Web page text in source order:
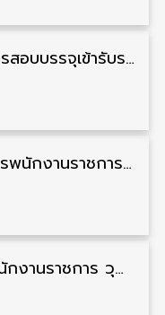
สํานักงานศาลปกครอง รับสมัครสอบบรรจุเข้ารับราชการ วุฒิ ป.ตรี 72 อัตรา รับสมัคร 31 สิงหาคม – 18 กันยายน
กรมพลาธิการทหารบก รับสมัครพนักงานราชการ วุฒิ ม.3/ม.6/ปวช. 66 อัตรา รับสมัคร 10 – 17 สิงหาคม
กรมแพทย์ทหารบก รับสมัครพนักงานราชการ วุฒิ ม.3/ม.6/ปวช./ปวท./ปวส. 6 อัตรา รับสมัคร 3 – 7 สิงหาคม